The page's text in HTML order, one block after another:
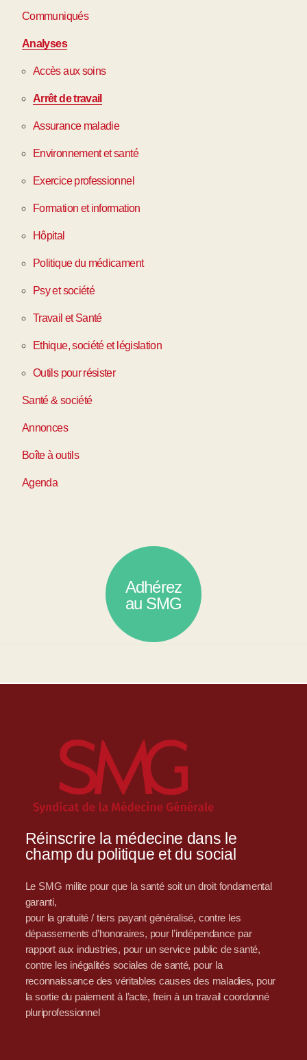
Communiqués
Analyses
Accès aux soins
Arrêt de travail
Assurance maladie
Environnement et santé
Exercice professionnel
Formation et information
Hôpital
Politique du médicament
Psy et société
Travail et Santé
Ethique, société et législation
Outils pour résister
Santé & société
Annonces
Boîte à outils
Agenda
Adhérez
au SMG
Réinscrire la médecine dans le
champ du politique et du social
Le SMG milite pour que la santé soit un droit fondamental
garanti,
pour la gratuité / tiers payant généralisé, contre les
dépassements d’honoraires, pour l’indépendance par
rapport aux industries, pour un service public de santé,
contre les inégalités sociales de santé, pour la
reconnaissance des véritables causes des maladies, pour
la sortie du paiement à l’acte, frein à un travail coordonné
pluriprofessionnel